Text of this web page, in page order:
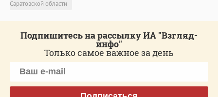
Саратовской области
Подпишитесь на рассылку ИА "Взгляд-
инфо"
Только самое важное за день